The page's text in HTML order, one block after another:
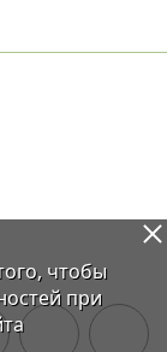
чтобы
при